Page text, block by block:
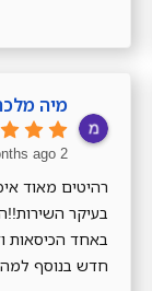
מיה
2 months ago
רהיטים מאוד
בעיקר
באחד הכיסאות
חדש בנוסף למה